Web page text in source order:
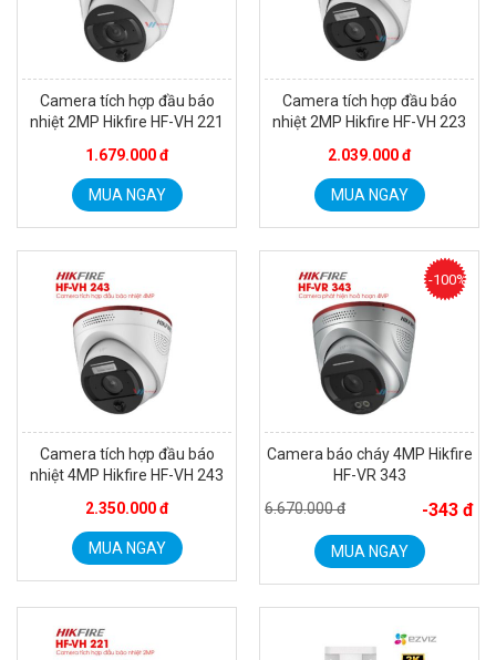
Camera tích hợp đầu báo
nhiệt 2MP Hikfire HF-VH 221
1.679.000 đ
MUA NGAY
Camera tích hợp đầu báo
nhiệt 2MP Hikfire HF-VH 223
2.039.000 đ
MUA NGAY
Camera tích hợp đầu báo
nhiệt 4MP Hikfire HF-VH 243
2.350.000 đ
MUA NGAY
Camera báo cháy 4MP Hikfire
HF-VR 343
6.670.000 đ
-343 đ
-100%
MUA NGAY